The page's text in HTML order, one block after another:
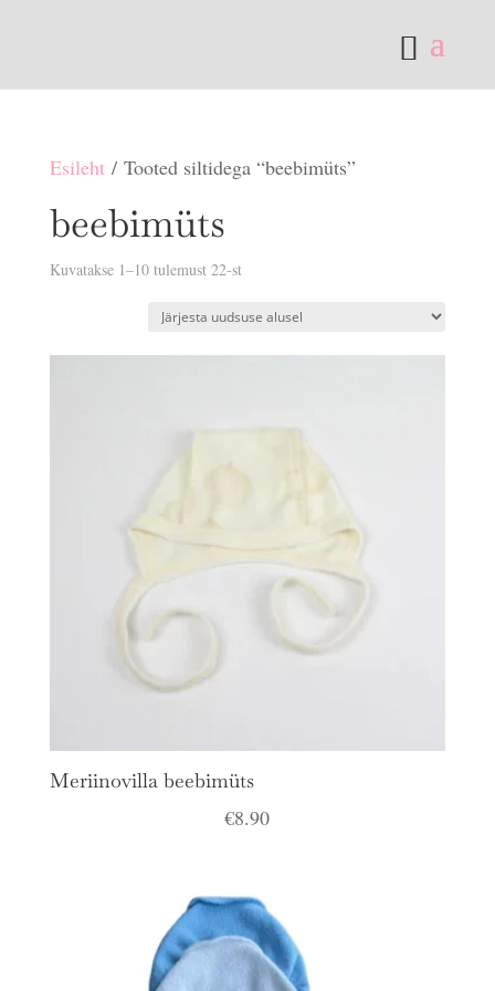
Esileht/ Tooted siltidega “beebimüts”
beebimüts
Kuvatakse 1–10 tulemust 22-stSorditud
Meriinovilla beebimüts
€8.90